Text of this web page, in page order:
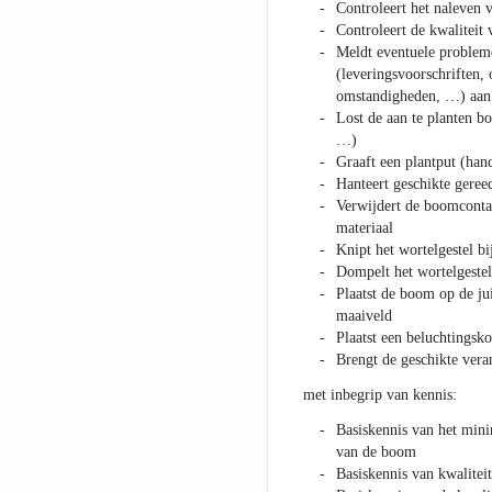
Controleert het naleven
Controleert de kwaliteit
Meldt eventuele
(leveringsvoorschriften,
omstandigheden, …)
Lost de aan te planten
…)
Graaft een plantput
Hanteert geschikte
Verwijdert de
materiaal
Knipt het wortelgestel
Dompelt het
Plaatst de boom op de
maaiveld
Plaatst een
Brengt de geschikte
met inbegrip van kennis:
Basiskennis van het
van de boom
Basiskennis van